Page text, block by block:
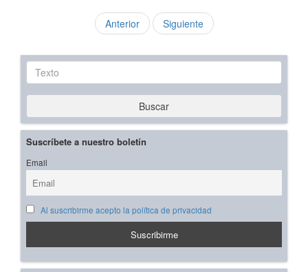
Anterior Siguiente
Texto
Buscar
Suscríbete a nuestro boletín
Email
Al suscribirme acepto la política de privacidad